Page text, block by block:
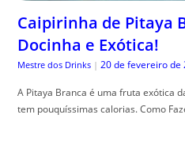
Caipirinha de Pitaya
Docinha e Exótica!
Mestre dos Drinks | 20 de fevereiro de
A Pitaya Branca é uma fruta exótica
tem pouquíssimas calorias. Como